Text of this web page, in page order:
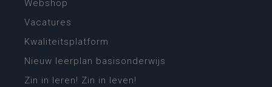
Webshop
Vacatures
Kwaliteitsplatform
Nieuw leerplan basisonderwijs
Zin in leren! Zin in leven!